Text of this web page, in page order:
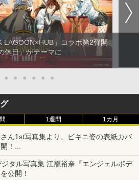
LAGOON×HUB」コラボ第2弾開
休日」がテーマに
● ● ● ● ● ●
1週間 1カ月
さん1st写真集より、ビキニ姿の表紙カバ
！
オフコート）」に決定
ジタル写真集 江籠裕奈『エンジェルボデ
公開！